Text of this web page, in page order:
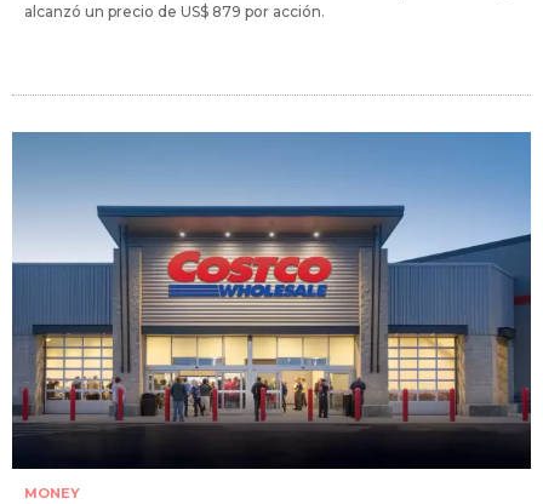
alcanzó un precio de US$ 879 por acción.
MONEY